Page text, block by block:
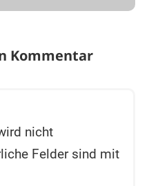
Kommentar
nicht
Felder sind mit